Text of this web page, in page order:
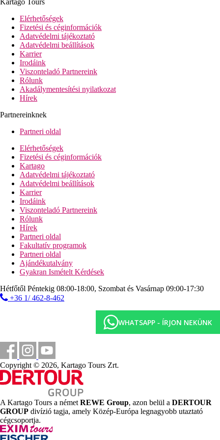
3 a'la carte-étterem (török, halas és olasz,
tartózkodásonként 1x ingyenesen, előzetes foglalás
szükséges)
snack-bár
gözleme stand
cukrászda
lobby-bár
diszkó
Wi-Fi ingyenesen
medence (napágyak, napernyők és törölközők
medence csak felnőtteknek (napágyak, napernyők és
pool-bár
strandbár
fedett medence
gyermekmedence
medence csúszdákkal
miniklub (4 és 12 éveseknek)
játszótér
Tengerpart
napágyak, napernyők és törölközők ingyenesen
strandbár
Sport és szórakozás ingyenesen
animációs programok
törökfürdő
fitneszterem
strandröplabda
aerobic
vízi torna
kenu
Sport és szórakozás térítés ellenében
masszázsok
vízi sportok a strandon (helyi szolgáltatóknál)
Ellátás
All Inclusive: minden étkezés büférendszerben, éjféli
Kartago Tours
Elérhetőségek
Fizetési és céginformációk
Adatvédelmi tájékoztató
Adatvédelmi beállítások
Karrier
Irodáink
Viszonteladó Partnereink
Rólunk
Akadálymentesítési nyilatkozat
Hírek
Partnereinknek
Partneri oldal
Elérhetőségek
Fizetési és céginformációk
Kartago
Adatvédelmi tájékoztató
Adatvédelmi beállítások
Karrier
Irodáink
Viszonteladó Partnereink
Rólunk
Hírek
Partneri oldal
Fakultatív programok
Partneri oldal
Ajándékutalvány
Gyakran Ismételt Kérdések
Hétfőtől Péntekig 08:00-18:00, Szombat és Vasárnap 09:00-17:30
+36 1/ 462-8-462
WHATSAPP - ÍRJON NEKÜNK
Copyright © 2026, Kartago Tours Zrt.
A Kartago Tours a német REWE Group, azon belül a DERTOUR
GROUP divízió tagja, amely Közép-Európa legnagyobb utaztató
cégcsoportja.